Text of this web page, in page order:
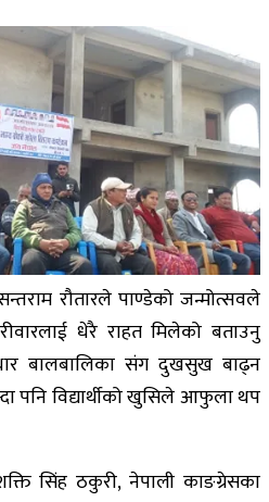
रौतारले पाण्डेको जन्मोत्सवले
धेरै राहत मिलेको बताउनु
बालबालिका संग दुखसुख बाढ्न
पनि विद्यार्थीको खुसिले आफुला थप
सिंह ठकुरी, नेपाली काङग्रेसका